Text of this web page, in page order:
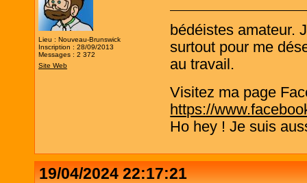
Lieu : Nouveau-Brunswick
Inscription : 28/09/2013
Messages : 2 372
Site Web
bédéistes amateur.
surtout pour me
au travail.
Visitez ma page
https://
Ho hey ! Je suis
19/04/2024 22:17:21